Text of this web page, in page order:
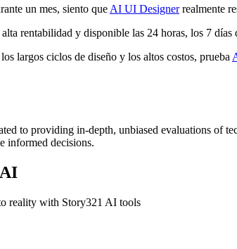
un mes, siento que AI UI Designerrealmente
rentabilidad y disponible las 24 horas, los 7 días
largos ciclos de diseño y los altos costos, prueba
to providing in-depth, unbiased evaluations of
informed decisions.
reality with Story321 AI tools